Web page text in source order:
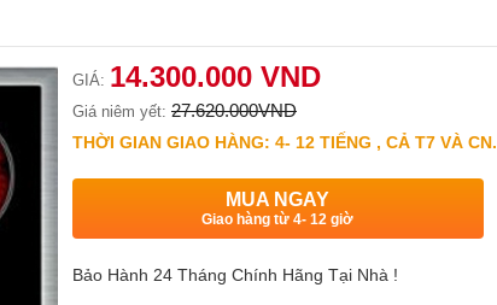
GIÁ: 14.300.000 VND
Giá niêm yết: 27.620.000VND
THỜI GIAN GIAO HÀNG: 4- 12 TIẾNG , CẢ T7 VÀ CN.
MUA NGAY
Giao hàng từ 4- 12 giờ
Bảo Hành 24 Tháng Chính Hãng Tại Nhà !